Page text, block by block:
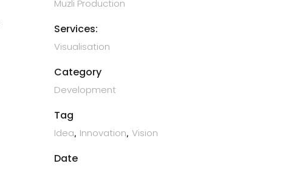
Muzli Production
Services:
Visualisation
Category
Development
Tag
Idea Innovation Vision
Date